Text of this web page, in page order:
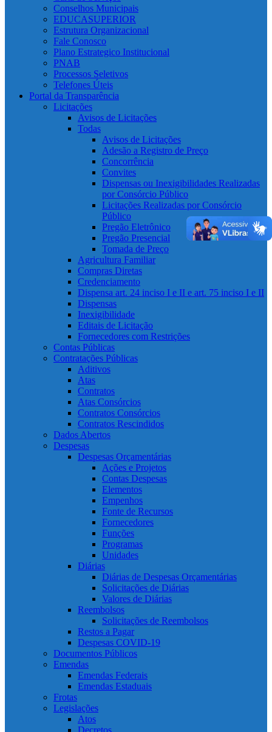
Conselhos Municipais
EDUCASUPERIOR
Estrutura Organizacional
Fale Conosco
Plano Estrategico Institucional
PNAB
Processos Seletivos
Telefones Úteis
Portal da Transparência
Licitações
Avisos de Licitações
Todas
Avisos de Licitações
Adesão a Registro de Preço
Concorrência
Convites
Dispensas ou Inexigibilidades Realizadas
por Consórcio Público
Licitações Realizadas por Consórcio
Público
Pregão Eletrônico
Pregão Presencial
Tomada de Preço
Agricultura Familiar
Compras Diretas
Credenciamento
Dispensa art. 24 inciso I e II e art. 75 inciso I e II
Dispensas
Inexigibilidade
Editais de Licitação
Fornecedores com Restrições
Contas Públicas
Contratações Públicas
Aditivos
Atas
Contratos
Atas Consórcios
Contratos Consórcios
Contratos Rescindidos
Dados Abertos
Despesas
Despesas Orçamentárias
Ações e Projetos
Contas Despesas
Elementos
Empenhos
Fonte de Recursos
Fornecedores
Funções
Programas
Unidades
Diárias
Diárias de Despesas Orçamentárias
Solicitações de Diárias
Valores de Diárias
Reembolsos
Solicitações de Reembolsos
Restos a Pagar
Despesas COVID-19
Documentos Públicos
Emendas
Emendas Federais
Emendas Estaduais
Frotas
Legislações
Atos